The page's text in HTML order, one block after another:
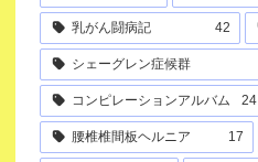
乳がん闘病記 42
シェーグレン症候群
コンピレーションアルバム 24
腰椎椎間板ヘルニア 17